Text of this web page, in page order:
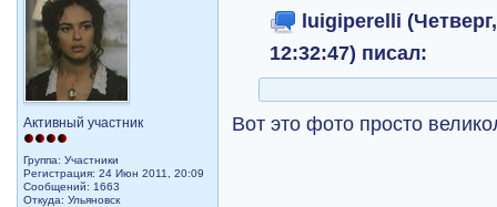
Активный участник
Группа: Участники
Регистрация: 24 Июн 2011, 20:09
Сообщений: 1663
Откуда: Ульяновск
luigiperelli
12:32:47) писал:
Вот это фото просто